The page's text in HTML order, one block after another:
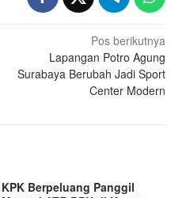
Pos berikutnya
Lapangan Potro Agung
Surabaya Berubah Jadi Sport
Center Modern
KPK Berpeluang Panggil